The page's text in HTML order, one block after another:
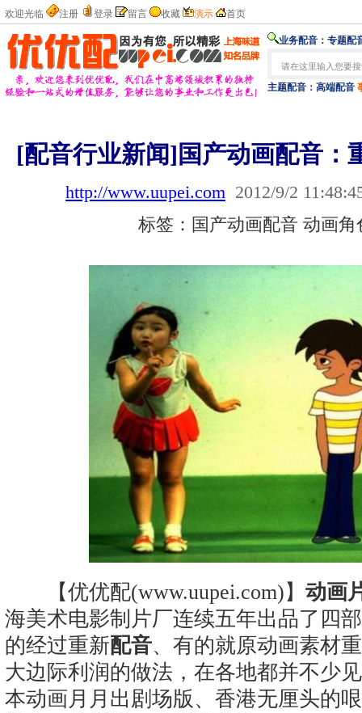
欢迎光临 注册 登录 留言 收藏 演示 首页
业务配音： 专题配
主题配音： 高端配音
[配音行业新闻]国产动画配音：
http://www.uupei.com 2012/9/2
标签：国产动画配音 动画
【优优配(www.uupei.com)】 动画
海美术电影制片厂连续五年出品了四
的经过重新配音、有的就原动画素材
大边际利润的做法，在各地都并不少
本动画月月出剧场版、香港无厘头的